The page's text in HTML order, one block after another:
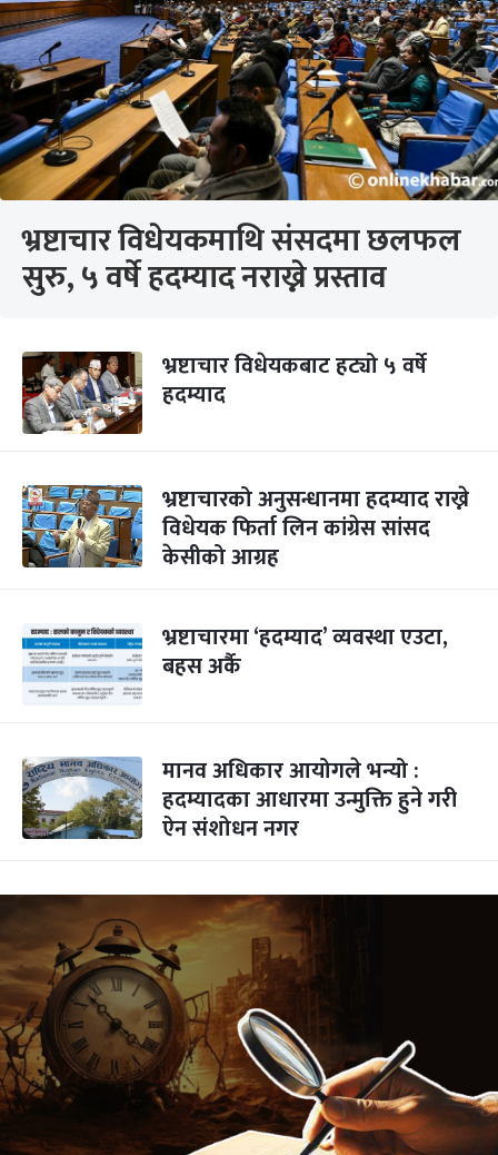
भ्रष्टाचार विधेयकमाथि संसदमा छलफल
सुरु, ५ वर्षे हदम्याद नराख्ने प्रस्ताव
भ्रष्टाचार विधेयकबाट हट्यो ५ वर्षे
हदम्याद
भ्रष्टाचारको अनुसन्धानमा हदम्याद राख्ने
विधेयक फिर्ता लिन कांग्रेस सांसद
केसीको आग्रह
भ्रष्टाचारमा ‘हदम्याद’ व्यवस्था एउटा,
बहस अर्कै
मानव अधिकार आयोगले भन्यो :
हदम्यादका आधारमा उन्मुक्ति हुने गरी
ऐन संशोधन नगर